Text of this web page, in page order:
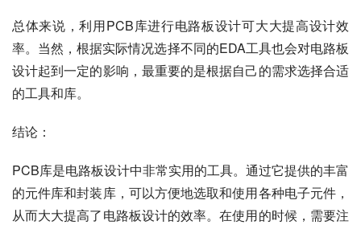
总体来说，利用PCB库进行电路板设计可大大提高设计效
率。当然，根据实际情况选择不同的EDA工具也会对电路板
设计起到一定的影响，最重要的是根据自己的需求选择合适
的工具和库。
结论：
PCB库是电路板设计中非常实用的工具。通过它提供的丰富
的元件库和封装库，可以方便地选取和使用各种电子元件，
从而大大提高了电路板设计的效率。在使用的时候，需要注